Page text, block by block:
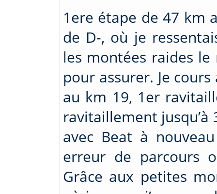
1ere étape de 47 km
de D-, où je
les montées raides le
pour assurer. Je
au km 19, 1er
ravitaillement
avec Beat à
erreur de parcours
Grâce aux petites